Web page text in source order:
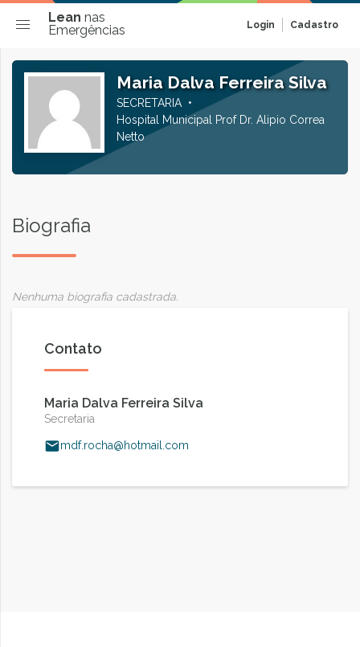
Lean nas
Emergências
Login Cadastro
Maria Dalva Ferreira Silva
SECRETARIA
Hospital Municipal Prof Dr. Alipio Correa
Netto
Biografia
Nenhuma biografia cadastrada.
Contato
Maria Dalva Ferreira Silva
Secretaria
mdf.rocha@hotmail.com